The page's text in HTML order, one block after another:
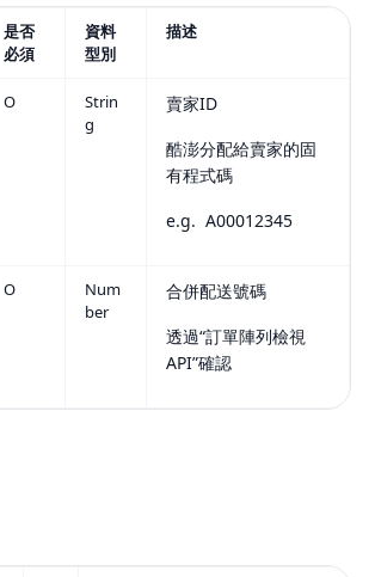
是否
必須
資料
型別
描述
O
Strin
g
賣家ID
酷澎分配給賣家的固
有程式碼
e.g. A00012345
O
Num
ber
合併配送號碼
透過“訂單陣列檢視
API”確認